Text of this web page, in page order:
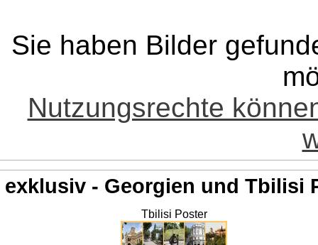
Sie haben Bilder
Nutzungsrechte
exklusiv - Georgien und Tbilisi
Tbilisi Poster